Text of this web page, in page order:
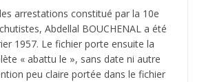
arrestations constitué par la 10e
Abdellal BOUCHENAL a été
1957. Le fichier porte ensuite la
« abattu le », sans date ni autre
peu claire portée dans le fichier